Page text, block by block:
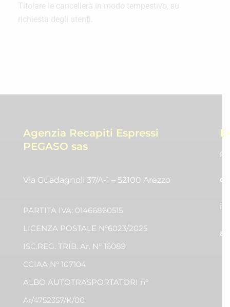
Titolare le cancellerà in modo tempestivo, su
richiesta degli utenti.
Agenzia Recapiti Espressi
PEGASO sas
Via Guadagnoli 37/A-1 – 52100 Arezzo
PARTITA IVA: 01466860515
LICENZA POSTALE N°6023/2025
ISC.REG. TRIB. Ar. N° 16089
CCIAA N° 107104
ALBO AUTOTRASPORTATORI n°
Ar/4752357/K/00